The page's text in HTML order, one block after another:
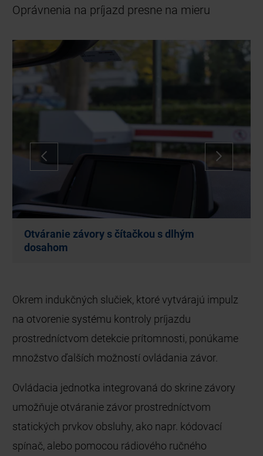
Oprávnenia na príjazd presne na mieru
Používanie karty s čiarovým kódom, QR
kódom alebo RFID transpondérovej karty
Okrem indukčných slučiek, ktoré vytvárajú impulz
na otvorenie systému kontroly príjazdu
prostredníctvom detekcie prítomnosti, ponúkame
množstvo ďalších možností ovládania závor.
Ovládacia jednotka integrovaná do skrine závory
umožňuje otváranie závor prostredníctvom
statických prvkov obsluhy, ako napr. kódovací
spínač, alebo pomocou rádiového ručného